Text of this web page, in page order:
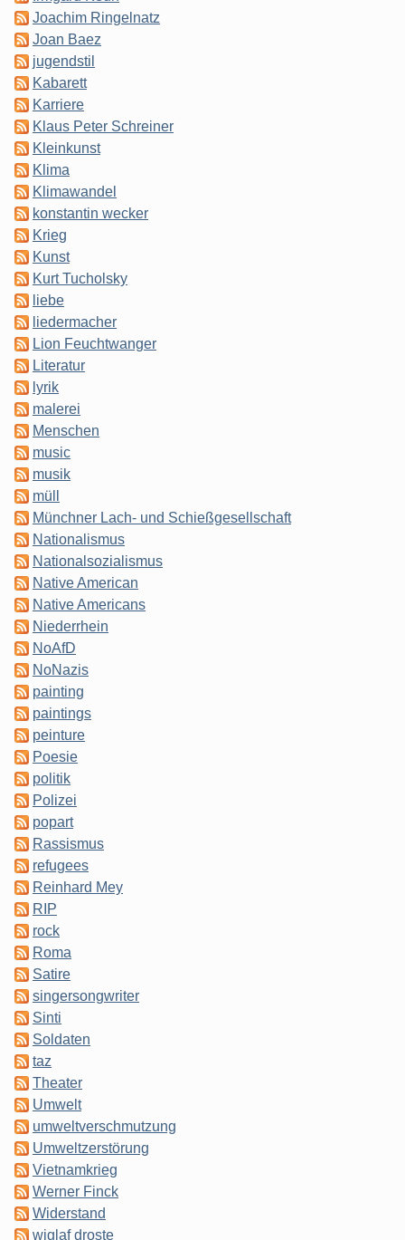
Joachim Ringelnatz
Joan Baez
jugendstil
Kabarett
Karriere
Klaus Peter Schreiner
Kleinkunst
Klima
Klimawandel
konstantin wecker
Krieg
Kunst
Kurt Tucholsky
liebe
liedermacher
Lion Feuchtwanger
Literatur
lyrik
malerei
Menschen
music
musik
müll
Münchner Lach- und Schießgesellschaft
Nationalismus
Nationalsozialismus
Native American
Native Americans
Niederrhein
NoAfD
NoNazis
painting
paintings
peinture
Poesie
politik
Polizei
popart
Rassismus
refugees
Reinhard Mey
RIP
rock
Roma
Satire
singersongwriter
Sinti
Soldaten
taz
Theater
Umwelt
umweltverschmutzung
Umweltzerstörung
Vietnamkrieg
Werner Finck
Widerstand
wiglaf droste